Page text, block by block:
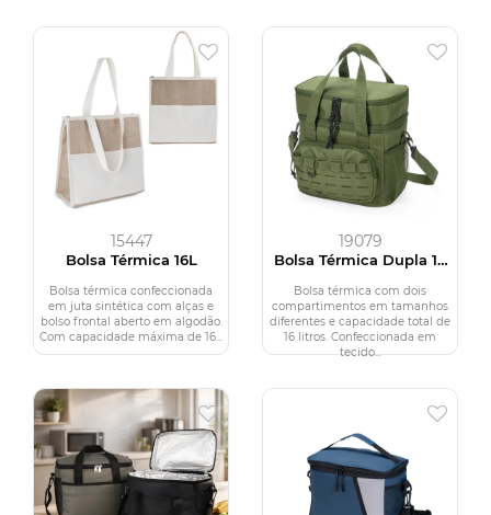
15447
Bolsa Térmica 16L
Bolsa térmica confeccionada
em juta sintética com alças e
bolso frontal aberto em algodão.
Com capacidade máxima de 16...
19079
Bolsa Térmica Dupla 16
Bolsa térmica com dois
compartimentos em tamanhos
diferentes e capacidade total de
16 litros. Confeccionada em
tecido...